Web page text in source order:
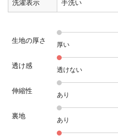
洗濯表示 手洗い
生地の厚さ
厚い
透け感
透けない
伸縮性
あり
裏地
あり